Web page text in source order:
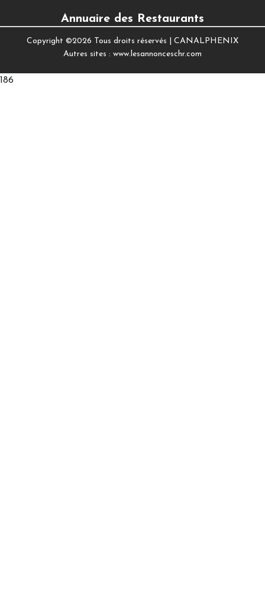
Annuaire des Restaurants
Copyright ©2026 Tous droits réservés | CANALPHENIX
Autres sites : www.lesannonceschr.com
186